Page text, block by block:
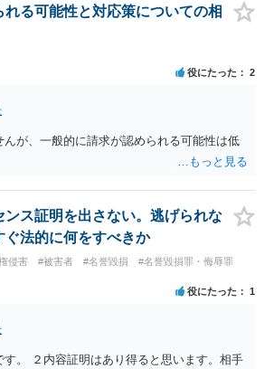
年間利益を請求すると言われています。」で
らないかと思いますので、損害額で争っても
にしてください。
れる可能性と対応策についての相
役にたった 2
が、一般的に請求が認められる可能性は低
ンス証明を出さない。逃げられな
ぐ法的に何をすべきか
侵害 #被害者 #名誉毀損
#名誉毀損罪・侮辱罪
役にたった 1
す。 ２内容証明はあり得ると思います。相手